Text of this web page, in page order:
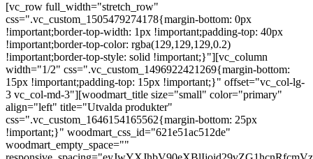
[vc_row full_width="stretch_row"
css=".vc_custom_1505479274178{margin-bottom: 0px
!important;border-top-width: 1px !important;padding-top: 40px
!important;border-top-color: rgba(129,129,129,0.2)
!important;border-top-style: solid !important;}"][vc_column
width="1/2" css=".vc_custom_1496922421269{margin-bottom:
15px !important;padding-top: 15px !important;}" offset="vc_col-lg-
3 vc_col-md-3"][woodmart_title size="small" color="primary"
align="left" title="Utvalda produkter"
css=".vc_custom_1646154165562{margin-bottom: 25px
!important;}" woodmart_css_id="621e51ac512de"
woodmart_empty_space=""